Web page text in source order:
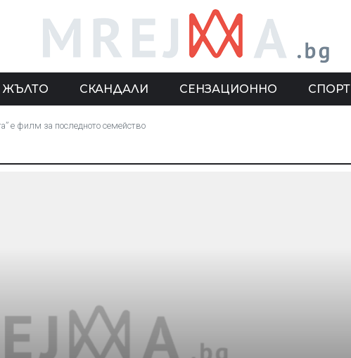
ЖЪЛТО СКАНДАЛИ СЕНЗАЦИОННО СПОРТ
е филм за последното семейство